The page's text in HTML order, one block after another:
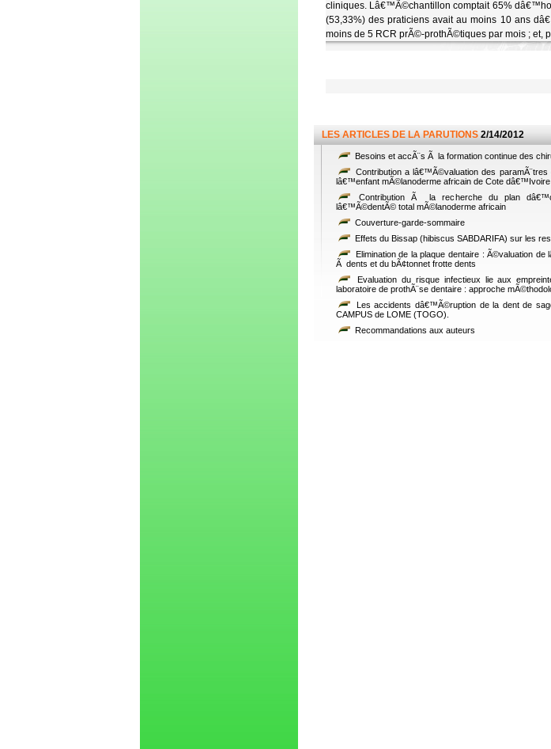
cliniques. Lâ€™Ã©chantillon comptait 65%
(53,33%) des praticiens avait au moins 10 ans
moins de 5 RCR prÃ©-prothÃ©tiques par mois ;
LES ARTICLES DE LA PARUTIONS 2/14/2012
Besoins et accÃ¨s Ã la formation continue des
Contribution a lâ€™Ã©valuation des
lâ€™enfant mÃ©lanoderme africain de Cote dâ€™Ivoire
Contribution Ã la recherche du plan
lâ€™Ã©dentÃ© total mÃ©lanoderme africain
Couverture-garde-sommaire
Effets du Bissap (hibiscus SABDARIFA) sur les
Elimination de la plaque dentaire : Ã©valuation
Ã dents et du bÃ¢tonnet frotte dents
Evaluation du risque infectieux lie aux
laboratoire de prothÃ¨se dentaire : approche
Les accidents dâ€™Ã©ruption de la dent de
CAMPUS de LOME (TOGO).
Recommandations aux auteurs